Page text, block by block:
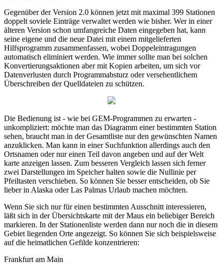
Gegenüber der Version 2.0 können jetzt mit maximal 399 Stationen
doppelt soviele Einträge verwaltet werden wie bisher. Wer in einer
älteren Version schon umfangreiche Daten eingegeben hat, kann
seine eigene und die neue Datei mit einem mitgelieferten
Hilfsprogramm zusammenfassen, wobei Doppeleintragungen
automatisch eliminiert werden. Wie immer sollte man bei solchen
Konvertierungsaktionen aber mit Kopien arbeiten, um sich vor
Datenverlusten durch Programmabsturz oder versehentlichem
Überschreiben der Quelldateien zu schützen.
Die Bedienung ist - wie bei GEM-Programmen zu erwarten -
unkompliziert: möchte man das Diagramm einer bestimmten Station
sehen, braucht man in der Gesamtliste nur den gewünschten Namen
anzuklicken. Man kann in einer Suchfunktion allerdings auch den
Ortsnamen oder nur einen Teil davon angeben und auf der Welt
karte anzeigen lassen. Zum besseren Vergleich lassen sich ferner
zwei Darstellungen im Speicher halten sowie die Nullinie per
Pfeiltasten verschieben. So können Sie besser entscheiden, ob Sie
lieber in Alaska oder Las Palmas Urlaub machen möchten.
Wenn Sie sich nur für einen bestimmten Ausschnitt interessieren,
läßt sich in der Übersichtskarte mit der Maus ein beliebiger Bereich
markieren. In der Stationenliste werden dann nur noch die in diesem
Gebiet liegenden Orte angezeigt. So können Sie sich beispielsweise
auf die heimatlichen Gefilde konzentrieren:
Frankfurt am Main